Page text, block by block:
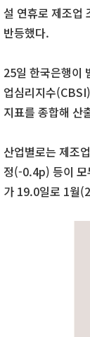
설 연휴로 제조업
반등했다.
25일 한국은행이
업심리지수
지표를 종합해 산
산업별로는 제조
정(-0.4p) 등이 모
가 19.0일로 1월